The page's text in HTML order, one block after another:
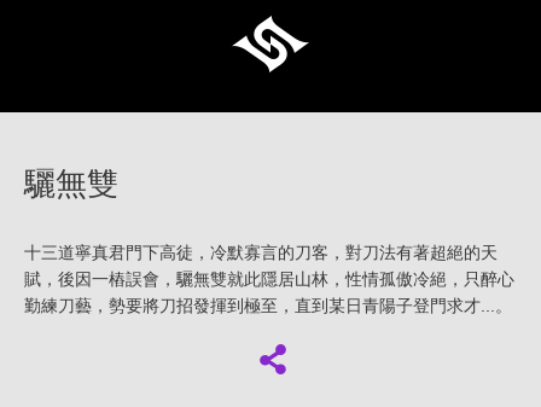
驪無雙
十三道寧真君門下高徒，冷默寡言的刀客，對刀法有著超絕的天
賦，後因一樁誤會，驪無雙就此隱居山林，性情孤傲冷絕，只醉心
勤練刀藝，勢要將刀招發揮到極至，直到某日青陽子登門求才...。